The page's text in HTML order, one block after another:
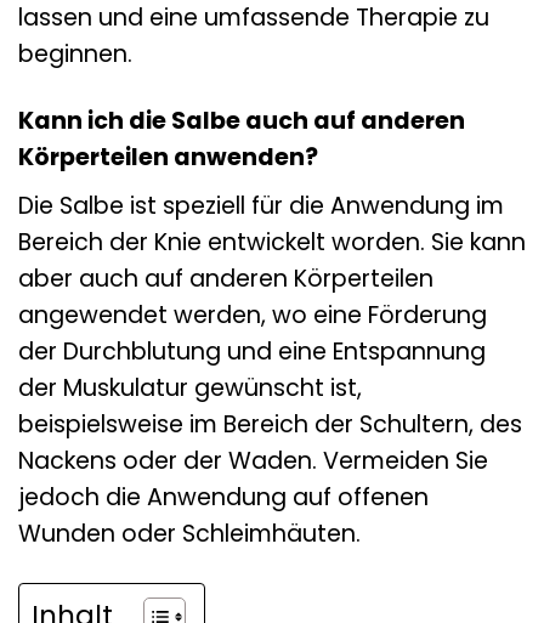
lassen und eine umfassende Therapie zu
beginnen.
Kann ich die Salbe auch auf anderen
Körperteilen anwenden?
Die Salbe ist speziell für die Anwendung im
Bereich der Knie entwickelt worden. Sie kann
aber auch auf anderen Körperteilen
angewendet werden, wo eine Förderung
der Durchblutung und eine Entspannung
der Muskulatur gewünscht ist,
beispielsweise im Bereich der Schultern, des
Nackens oder der Waden. Vermeiden Sie
jedoch die Anwendung auf offenen
Wunden oder Schleimhäuten.